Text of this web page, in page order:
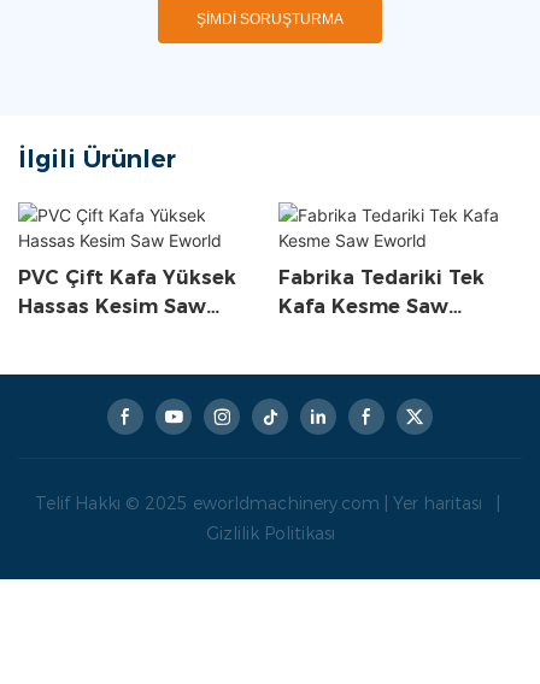
ŞIMDI SORUŞTURMA
İlgili Ürünler
PVC Çift Kafa Yüksek
Hassas Kesim Saw
Fabrika Tedariki Tek
Kafa Kesme Saw
Telif Hakkı © 2025 eworldmachinery.com Yer haritası
Gizlilik Politikası